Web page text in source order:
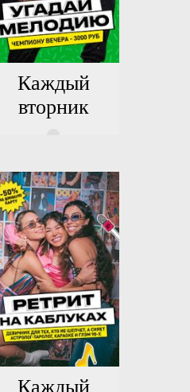
Каждый
вторник
Каждый